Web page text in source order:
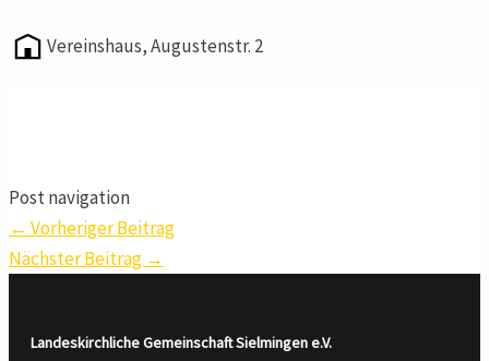
Vereinshaus, Augustenstr. 2
Post navigation
← Vorheriger Beitrag
Nächster Beitrag →
Landeskirchliche Gemeinschaft Sielmingene.V.